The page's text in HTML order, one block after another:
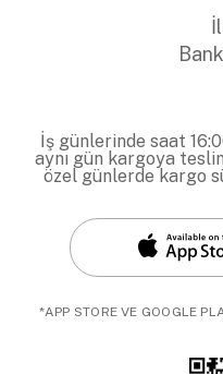
İş günlerinde saat
aynı gün kargoya
özel günlerde kargo
*APP STORE VE GOOGLE